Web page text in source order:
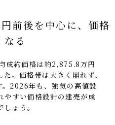
前後を中心に、価格
る
成約価格は約2,875.8万円
。価格帯は大きく崩れず、
2026年も、強気の高値設
やすい価格設計の建売が成
しょう。